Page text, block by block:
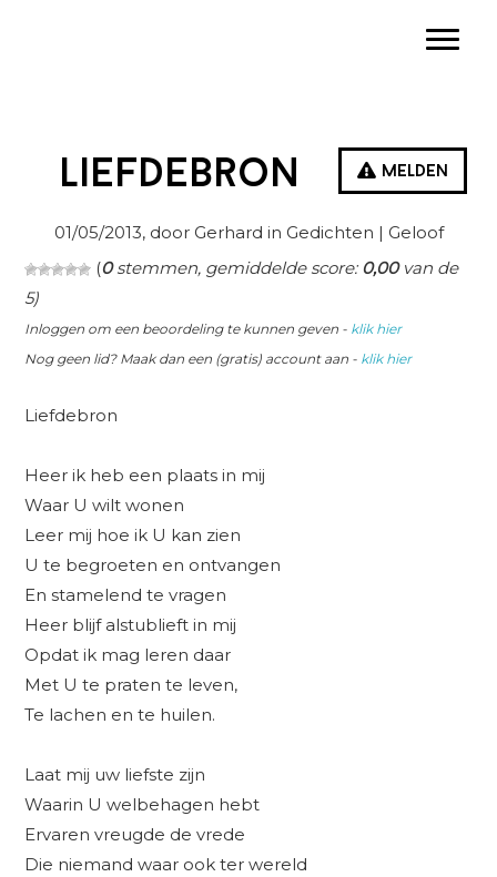
Melden
Liefdebron
01/05/2013, door Gerhard in Gedichten | Geloof
(0stemmen, gemiddelde score:0,00van de
5)
Inloggen om een beoordeling te kunnen geven - klik hier
Nog geen lid? Maak dan een (gratis) account aan - klik hier
Liefdebron
Heer ik heb een plaats in mij
Waar U wilt wonen
Leer mij hoe ik U kan zien
U te begroeten en ontvangen
En stamelend te vragen
Heer blijf alstublieft in mij
Opdat ik mag leren daar
Met U te praten te leven,
Te lachen en te huilen.
Laat mij uw liefste zijn
Waarin U welbehagen hebt
Ervaren vreugde de vrede
Die niemand waar ook ter wereld